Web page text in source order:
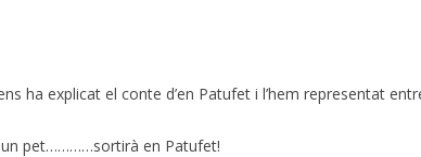
ha explicat el conte d’en Patufet i l’hem representat
un pet…………sortirà en Patufet!